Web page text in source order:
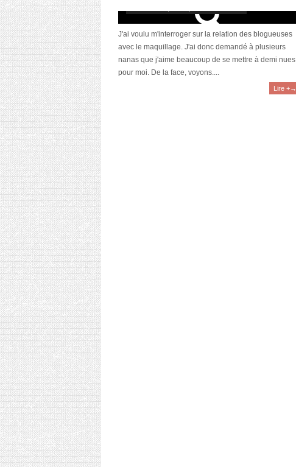
J'ai voulu m'interroger sur la relation des blogueuses
avec le maquillage. J'ai donc demandé à plusieurs
nanas que j'aime beaucoup de se mettre à demi nues
pour moi. De la face, voyons....
Lire +→